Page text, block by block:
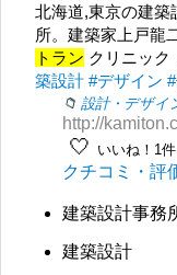
北海道,東京の建築
所。建築家上戸龍
トラン クリニッ
築設計 #デザイン
設計・デザイ
http://
🤍 いいね！1件
クチコミ・評
建築設計事務
建築設計